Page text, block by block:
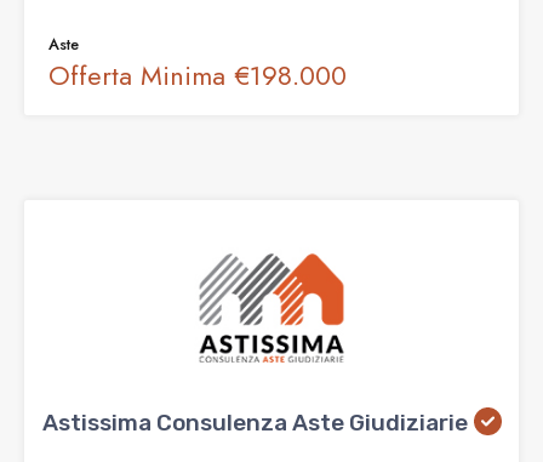
Aste
Offerta Minima €198.000
Astissima Consulenza Aste Giudiziarie